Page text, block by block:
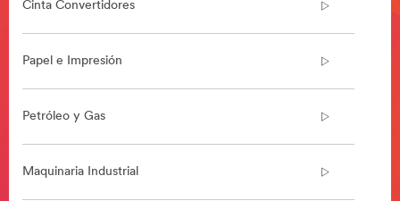
Cinta Convertidores
Papel e Impresión
Petróleo y Gas
Maquinaria Industrial